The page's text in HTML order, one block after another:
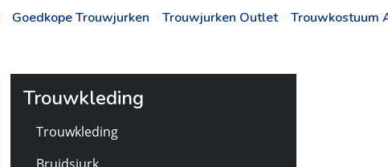
Goedkope Trouwjurken Trouwjurken Outlet Trouwkostuum
Trouwkleding
Trouwkleding